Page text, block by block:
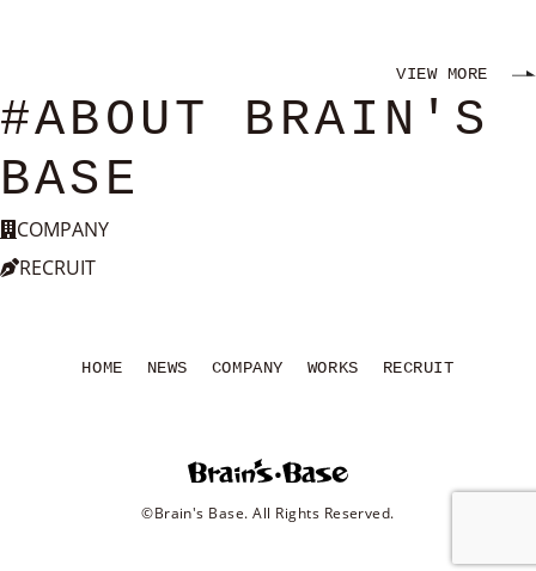
VIEW MORE
#ABOUT BRAIN'S
BASE
COMPANY
RECRUIT
HOME NEWS COMPANY WORKS RECRUIT
©Brain's Base. All Rights Reserved.